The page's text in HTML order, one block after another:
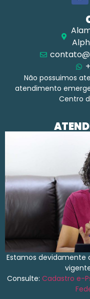
Não possuimos
atendimento
Centro
Estamos devidamente
Consulte: Cadastro e-